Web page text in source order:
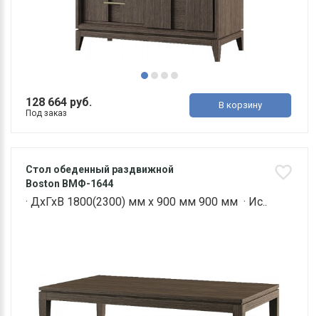
128 664 руб.
Под заказ
В корзину
Стол обеденный раздвижной
Boston ВМФ-1644
· ДхГхВ 1800(2300) мм х 900 мм 900 мм · Ис..